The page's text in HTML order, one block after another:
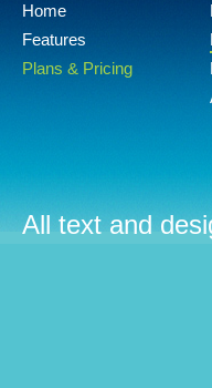
Home
Features
Plans & Pricing
All text and